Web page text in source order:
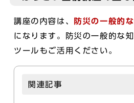
講座の内容は、 防災の一般的
になります。防災の一般的な
ツールもご活用ください。
関連記事